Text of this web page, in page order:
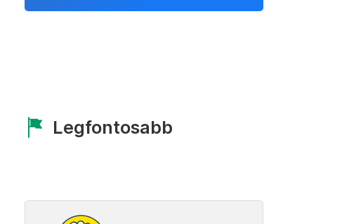
Legfontosabb